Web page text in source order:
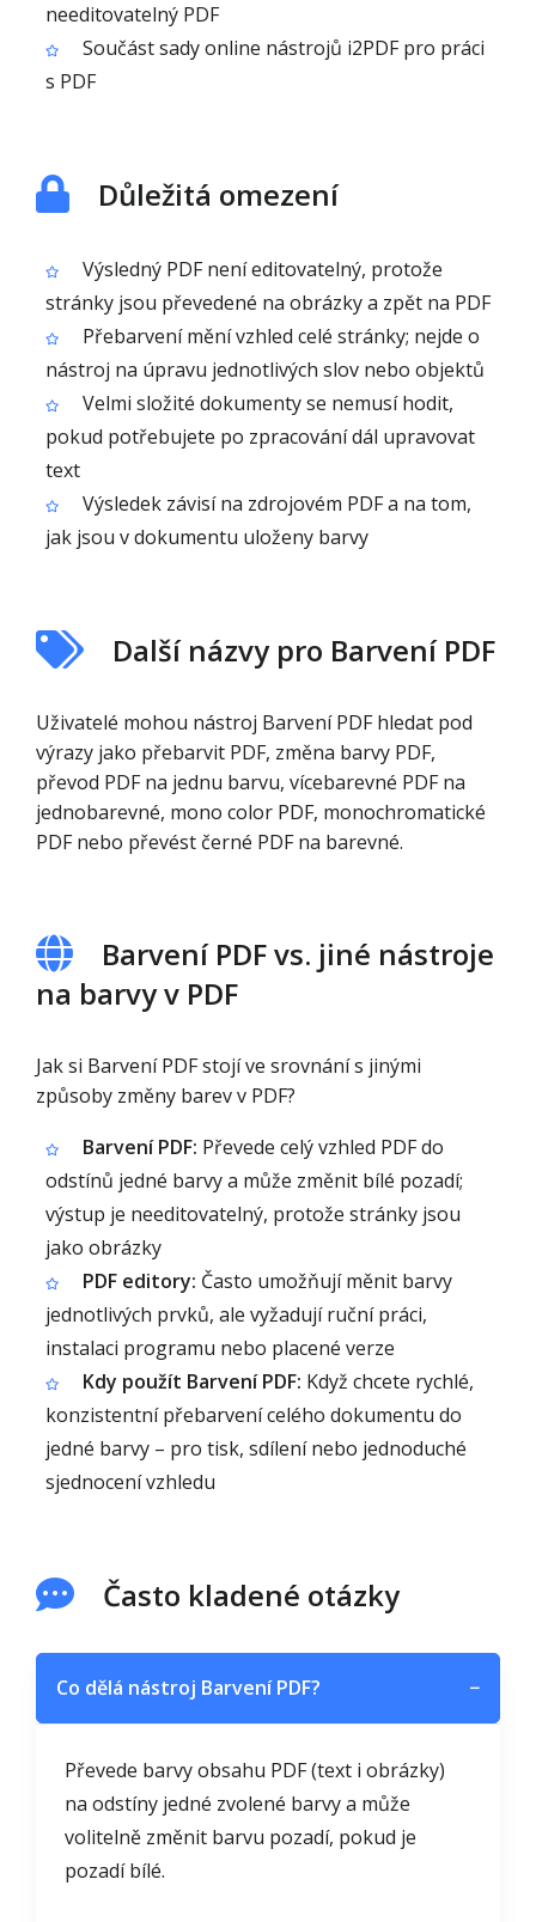
needitovatelný PDF
Součást sady online nástrojů i2PDF pro práci
s PDF
Důležitá omezení
Výsledný PDF není editovatelný, protože
stránky jsou převedené na obrázky a zpět na PDF
Přebarvení mění vzhled celé stránky; nejde o
nástroj na úpravu jednotlivých slov nebo objektů
Velmi složité dokumenty se nemusí hodit,
pokud potřebujete po zpracování dál upravovat
text
Výsledek závisí na zdrojovém PDF a na tom,
jak jsou v dokumentu uloženy barvy
Další názvy pro Barvení PDF
Uživatelé mohou nástroj Barvení PDF hledat pod
výrazy jako přebarvit PDF, změna barvy PDF,
převod PDF na jednu barvu, vícebarevné PDF na
jednobarevné, mono color PDF, monochromatické
PDF nebo převést černé PDF na barevné.
Barvení PDF vs. jiné nástroje
na barvy v PDF
Jak si Barvení PDF stojí ve srovnání s jinými
způsoby změny barev v PDF?
Barvení PDF: Převede celý vzhled PDF do
odstínů jedné barvy a může změnit bílé pozadí;
výstup je needitovatelný, protože stránky jsou
jako obrázky
PDF editory: Často umožňují měnit barvy
jednotlivých prvků, ale vyžadují ruční práci,
instalaci programu nebo placené verze
Kdy použít Barvení PDF: Když chcete rychlé,
konzistentní přebarvení celého dokumentu do
jedné barvy – pro tisk, sdílení nebo jednoduché
sjednocení vzhledu
Často kladené otázky
Co dělá nástroj Barvení PDF? −
Převede barvy obsahu PDF (text i obrázky)
na odstíny jedné zvolené barvy a může
volitelně změnit barvu pozadí, pokud je
pozadí bílé.